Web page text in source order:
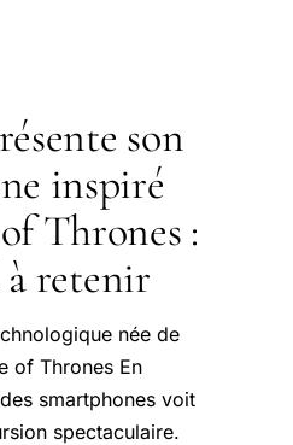
son
inspiré
Thrones :
à retenir
née de
of Thrones En
smartphones voit
spectaculaire.